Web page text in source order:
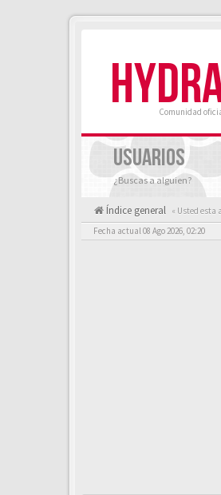
Comunidad
USUARIOS
¿Buscas a alguien?
Índice general « Usted esta
Fecha actual 08 Ago 2026, 02:20